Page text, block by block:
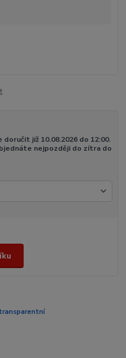
doručit již 10.08.2026 do 12:00.
nejpozději do zítra do